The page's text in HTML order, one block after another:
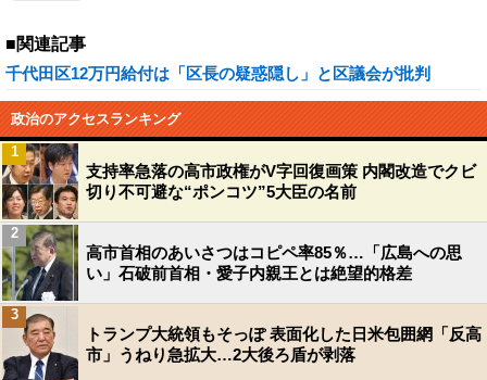
■関連記事
千代田区12万円給付は「区長の疑惑隠し」と区議会が批判
政治のアクセスランキング
支持率急落の高市政権がV字回復画策 内閣改造でクビ
切り不可避な“ポンコツ”5大臣の名前
1
高市首相のあいさつはコピペ率85％…「広島への思
い」石破前首相・愛子内親王とは絶望的格差
2
トランプ大統領もそっぽ 表面化した日米包囲網「反高
市」うねり急拡大…2大後ろ盾が剥落
3